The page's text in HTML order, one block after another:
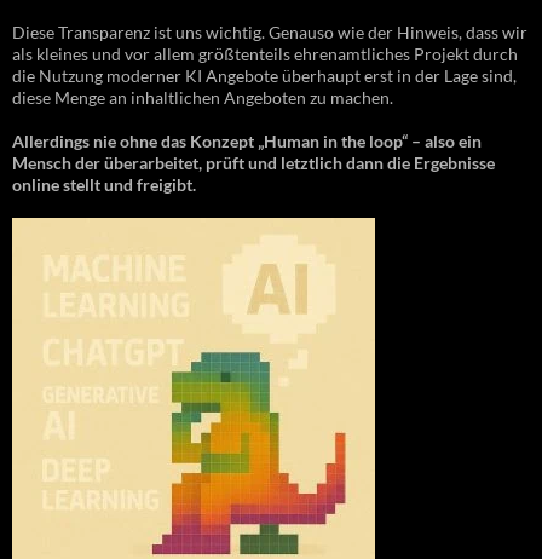
Diese Transparenz ist uns wichtig. Genauso wie der Hinweis, dass wir
als kleines und vor allem größtenteils ehrenamtliches Projekt durch
die Nutzung moderner KI Angebote überhaupt erst in der Lage sind,
diese Menge an inhaltlichen Angeboten zu machen.
Allerdings nie ohne das Konzept „Human in the loop“ – also ein
Mensch der überarbeitet, prüft und letztlich dann die Ergebnisse
online stellt und freigibt.